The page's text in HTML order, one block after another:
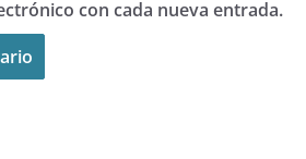
con cada nueva entrada.